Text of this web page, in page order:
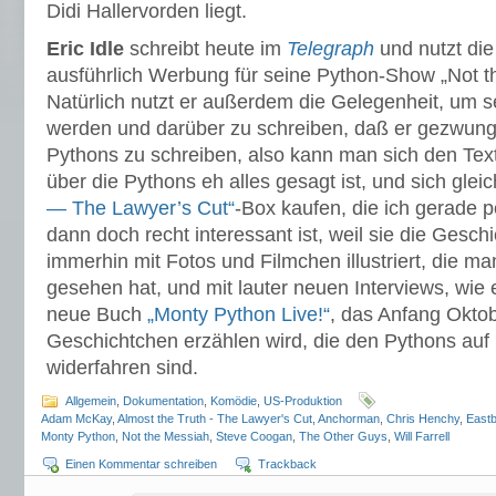
Didi Hallervorden liegt.
Eric Idle schreibt heute im Telegraph und nutzt
ausführlich Werbung für seine Python-Show „Not
Natürlich nutzt er außerdem die Gelegenheit, um
werden und darüber zu schreiben, daß er
Pythons zu schreiben, also kann man sich den
über die Pythons eh alles gesagt ist, und sich
— The Lawyer’s Cut“-Box kaufen, die ich gerade
dann doch recht interessant ist, weil sie die
immerhin mit Fotos und Filmchen illustriert, die
gesehen hat, und mit lauter neuen Interviews, wie
neue Buch „Monty Python Live!“, das Anfang
Geschichtchen erzählen wird, die den Pythons auf
widerfahren sind.
Allgemein Dokumentation Komödie US-Produktion
Adam McKay, Almost the Truth - The Lawyer's Cut Anchorman Chris Henchy,
Monty Python Not the Messiah Steve Coogan The Other Guys Will Farrell
Einen Kommentar schreiben Trackback